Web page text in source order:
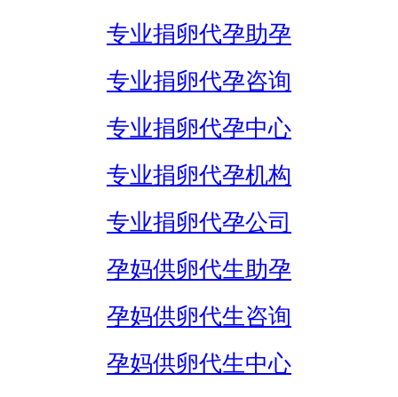
专业捐卵代孕助孕
专业捐卵代孕咨询
专业捐卵代孕中心
专业捐卵代孕机构
专业捐卵代孕公司
孕妈供卵代生助孕
孕妈供卵代生咨询
孕妈供卵代生中心